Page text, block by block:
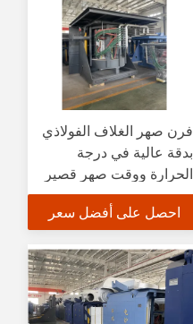
فرن صهر الغلاف الفولاذي
بدقة عالية في درجة
الحرارة ووقت صهر قصير
احصل على أفضل سعر